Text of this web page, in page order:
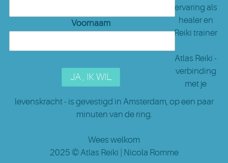
Voornaam
ervaring als
healer en
Reiki trainer
Atlas Reiki -
verbinding
met je
levenskracht - is gevestigd in Amsterdam, op een paar
minuten van de ring.
Wees welkom
2025 ©Atlas Reiki | Nicola Romme